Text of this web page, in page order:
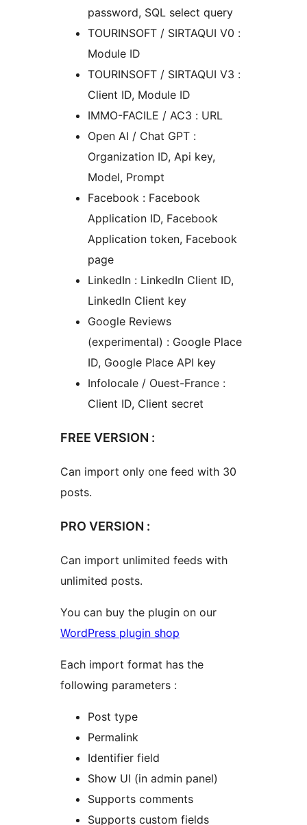
password, SQL select query
TOURINSOFT / SIRTAQUI V0 :
Module ID
TOURINSOFT / SIRTAQUI V3 :
Client ID, Module ID
IMMO-FACILE / AC3 : URL
Open AI / Chat GPT :
Organization ID, Api key,
Model, Prompt
Facebook : Facebook
Application ID, Facebook
Application token, Facebook
page
LinkedIn : LinkedIn Client ID,
LinkedIn Client key
Google Reviews
(experimental) : Google Place
ID, Google Place API key
Infolocale / Ouest-France :
Client ID, Client secret
FREE VERSION :
Can import only one feed with 30
posts.
PRO VERSION :
Can import unlimited feeds with
unlimited posts.
You can buy the plugin on our
WordPress plugin shop
Each import format has the
following parameters :
Post type
Permalink
Identifier field
Show UI (in admin panel)
Supports comments
Supports custom fields